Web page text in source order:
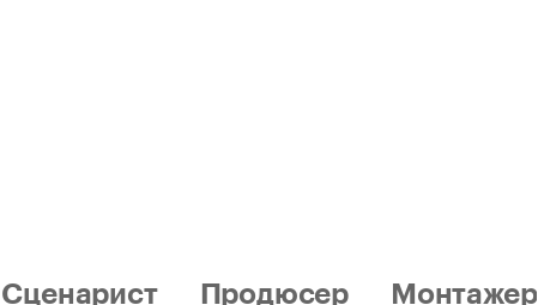
Сценарист Продюсер Монтажер